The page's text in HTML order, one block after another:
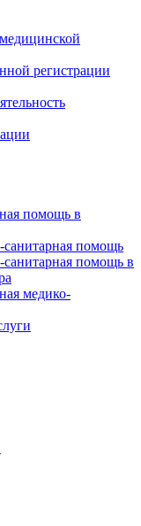
регистрации
помощь в
санитарная помощь
санитарная помощь в
медико-